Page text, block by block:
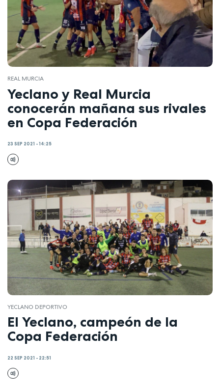
REAL MURCIA
Yeclano y Real Murcia
conocerán mañana sus rivales
en Copa Federación
23 SEP 2021 - 14:25
YECLANO DEPORTIVO
El Yeclano, campeón de la
Copa Federación
22 SEP 2021 - 22:51